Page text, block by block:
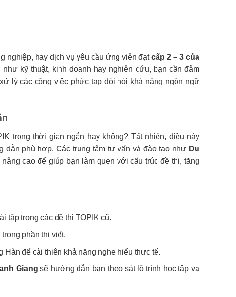
nghiệp, hay dịch vụ yêu cầu ứng viên đạtcấp 2 – 3 của
kỹ thuật, kinh doanh hay nghiên cứu, bạn cần đảm
lý các công việc phức tạp đòi hỏi khả năng ngôn ngữ
trong thời gian ngắn hay không? Tất nhiên, điều này
dẫn phù hợp. Các trung tâm tư vấn và đào tạo như Du
cao để giúp bạn làm quen với cấu trúc đề thi, tăng
tập trong các đề thi TOPIK cũ.
phần thi viết.
Hàn để cải thiện khả năng nghe hiểu thực tế.
Giang sẽ hướng dẫn bạn theo sát lộ trình học tập và